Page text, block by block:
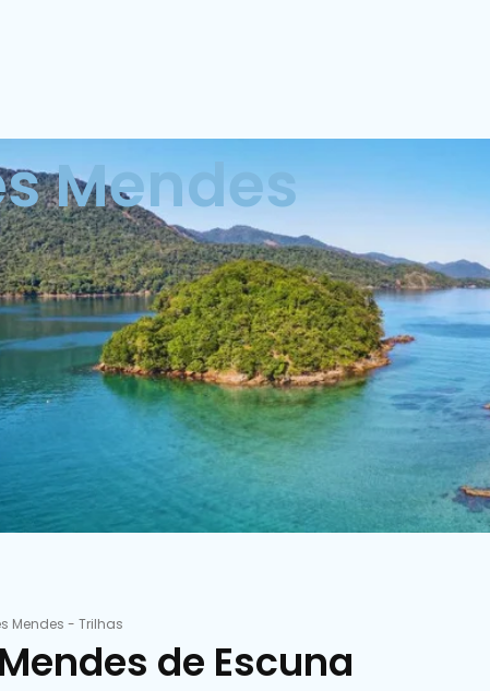
Mendes
Mendes - Trilhas
de Escuna